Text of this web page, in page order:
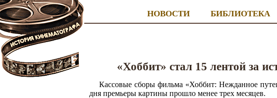
НОВОСТИ БИБЛИОТЕКА
«Хоббит» стал 15 лентой за
Кассовые сборы фильма «Хоббит: Нежданное
дня премьеры картины прошло менее трех месяцев.